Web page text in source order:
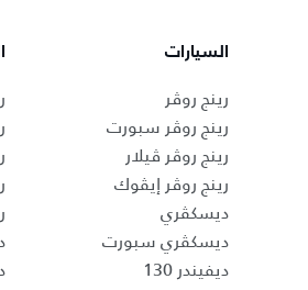
السيارات
رينج روڤر
رينج روڤر سبورت
رينج روڤر ڤيلار
رينج روڤر إيڤوك
ديسكڤري
ديسكڤري سبورت
ديفيندر 130